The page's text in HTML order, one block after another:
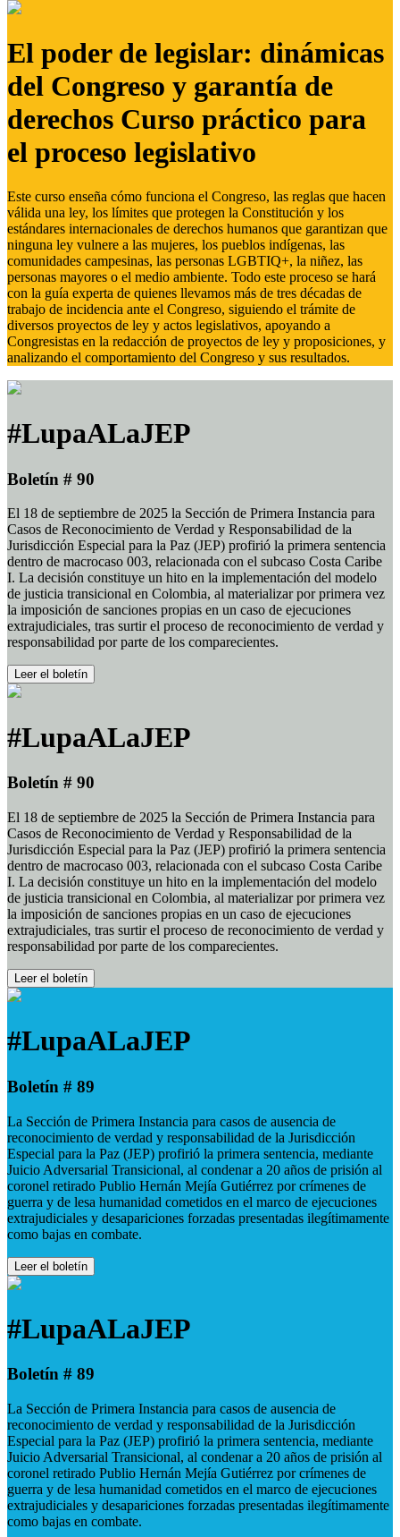
El poder de legislar: dinámicas
del Congreso y garantía de
derechos Curso práctico para
el proceso legislativo
Este curso enseña cómo funciona el Congreso, las reglas que hacen
válida una ley, los límites que protegen la Constitución y los
estándares internacionales de derechos humanos que garantizan que
ninguna ley vulnere a las mujeres, los pueblos indígenas, las
comunidades campesinas, las personas LGBTIQ+, la niñez, las
personas mayores o el medio ambiente. Todo este proceso se hará
con la guía experta de quienes llevamos más de tres décadas de
trabajo de incidencia ante el Congreso, siguiendo el trámite de
diversos proyectos de ley y actos legislativos, apoyando a
Congresistas en la redacción de proyectos de ley y proposiciones, y
analizando el comportamiento del Congreso y sus resultados.
#LupaALaJEP
Boletín # 90
El 18 de septiembre de 2025 la Sección de Primera Instancia para
Casos de Reconocimiento de Verdad y Responsabilidad de la
Jurisdicción Especial para la Paz (JEP) profirió la primera sentencia
dentro de macrocaso 003, relacionada con el subcaso Costa Caribe
I. La decisión constituye un hito en la implementación del modelo
de justicia transicional en Colombia, al materializar por primera vez
la imposición de sanciones propias en un caso de ejecuciones
extrajudiciales, tras surtir el proceso de reconocimiento de verdad y
responsabilidad por parte de los comparecientes.
Leer el boletín
#LupaALaJEP
Boletín # 90
El 18 de septiembre de 2025 la Sección de Primera Instancia para
Casos de Reconocimiento de Verdad y Responsabilidad de la
Jurisdicción Especial para la Paz (JEP) profirió la primera sentencia
dentro de macrocaso 003, relacionada con el subcaso Costa Caribe
I. La decisión constituye un hito en la implementación del modelo
de justicia transicional en Colombia, al materializar por primera vez
la imposición de sanciones propias en un caso de ejecuciones
extrajudiciales, tras surtir el proceso de reconocimiento de verdad y
responsabilidad por parte de los comparecientes.
Leer el boletín
#LupaALaJEP
Boletín # 89
La Sección de Primera Instancia para casos de ausencia de
reconocimiento de verdad y responsabilidad de la Jurisdicción
Especial para la Paz (JEP) profirió la primera sentencia, mediante
Juicio Adversarial Transicional, al condenar a 20 años de prisión al
coronel retirado Publio Hernán Mejía Gutiérrez por crímenes de
guerra y de lesa humanidad cometidos en el marco de ejecuciones
extrajudiciales y desapariciones forzadas presentadas ilegítimamente
como bajas en combate.
Leer el boletín
#LupaALaJEP
Boletín # 89
La Sección de Primera Instancia para casos de ausencia de
reconocimiento de verdad y responsabilidad de la Jurisdicción
Especial para la Paz (JEP) profirió la primera sentencia, mediante
Juicio Adversarial Transicional, al condenar a 20 años de prisión al
coronel retirado Publio Hernán Mejía Gutiérrez por crímenes de
guerra y de lesa humanidad cometidos en el marco de ejecuciones
extrajudiciales y desapariciones forzadas presentadas ilegítimamente
como bajas en combate.